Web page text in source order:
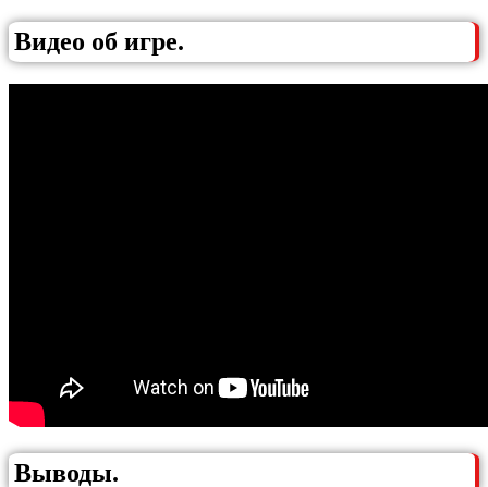
Видео об игре.
Выводы.